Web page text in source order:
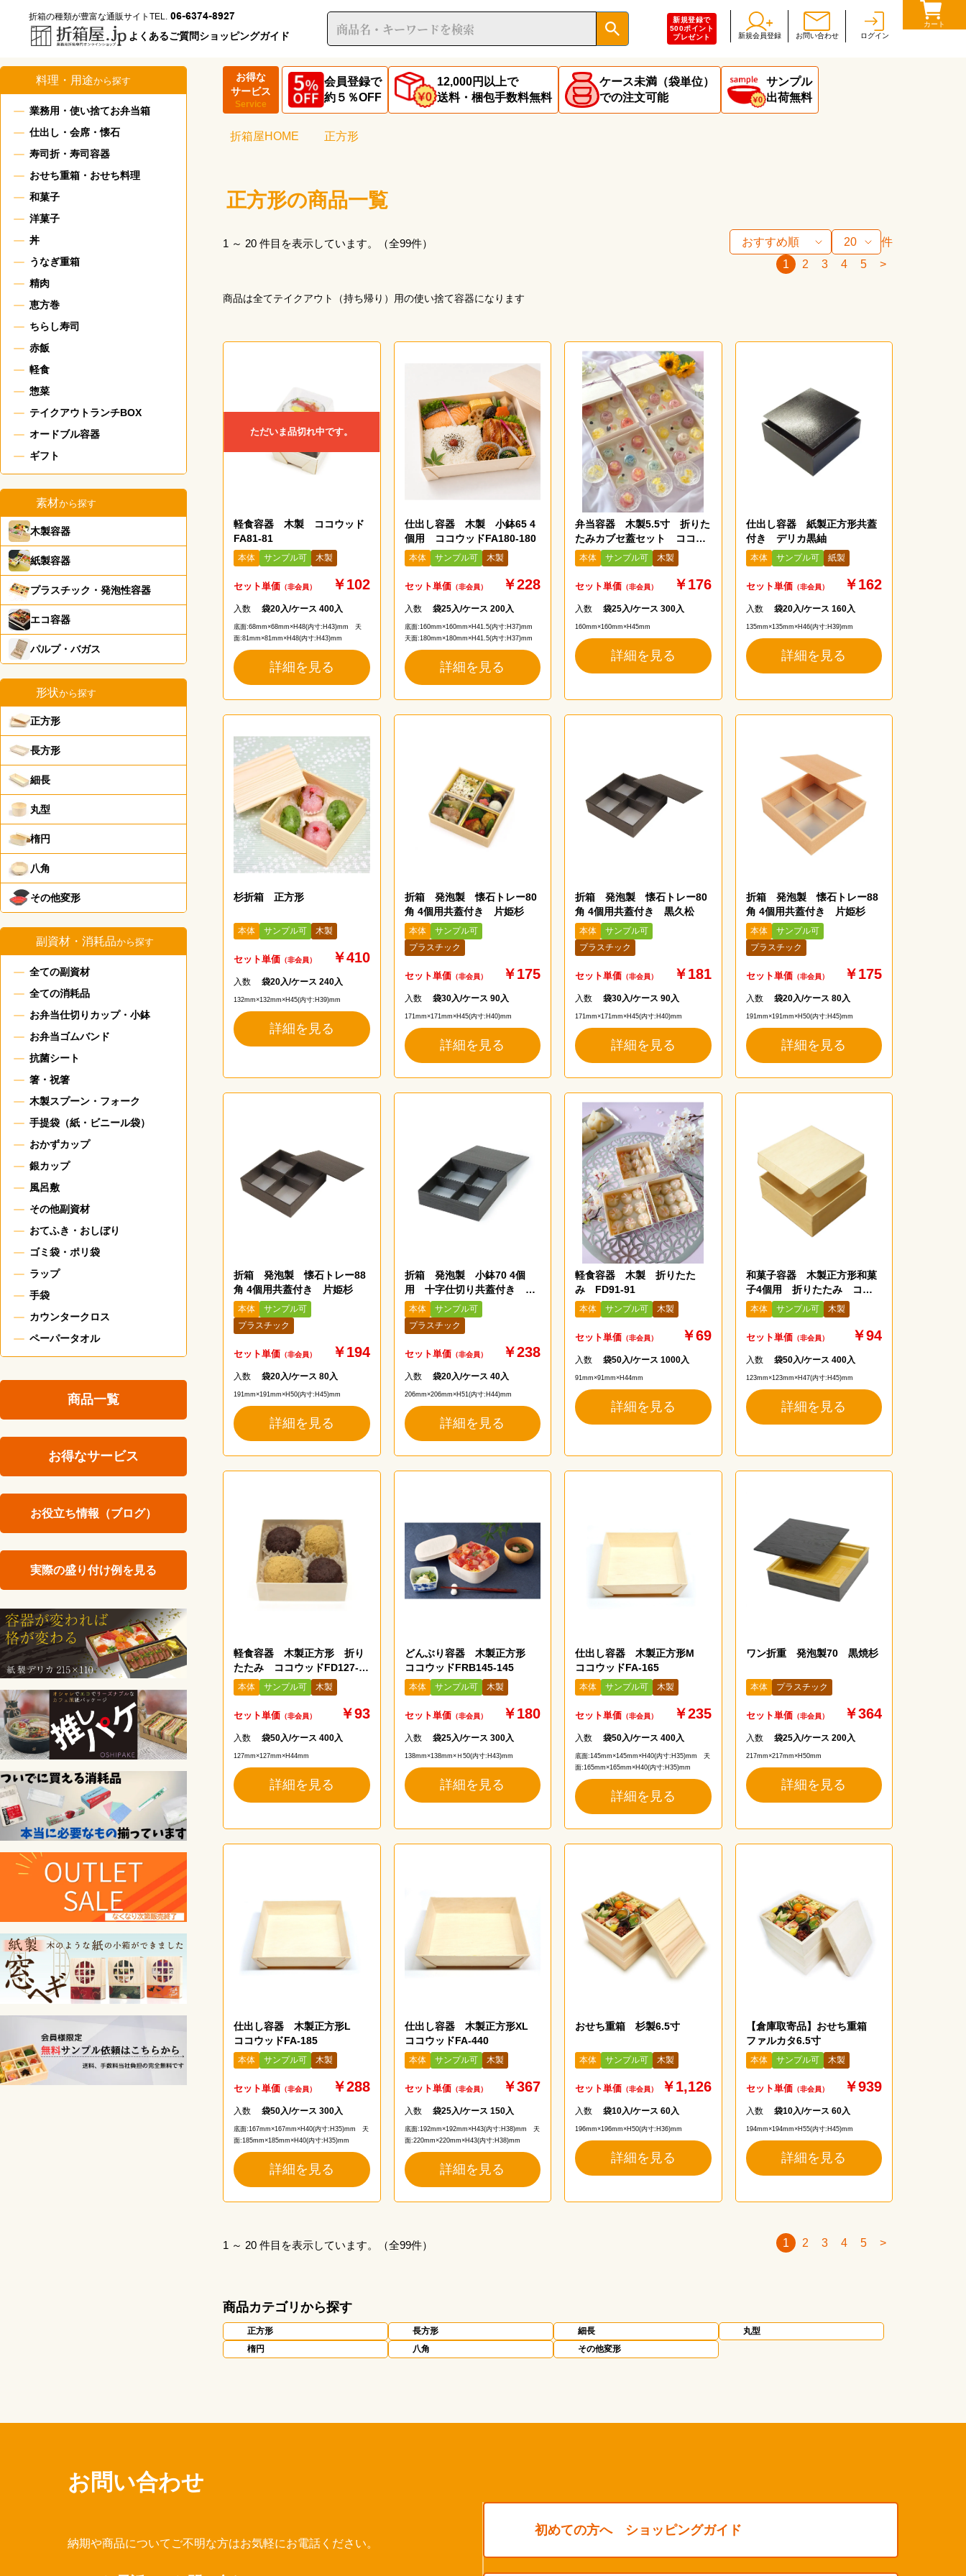
折箱の種類が豊富な通販サイトTEL.
06-6374-8927
よくあるご質問ショッピングガイド
新規登録で
500ポイント
プレゼント
新規会員登録 お問い合わせ ログイン
カート
料理・用途から探す
業務用・使い捨てお弁当箱
仕出し・会席・懐石
寿司折・寿司容器
おせち重箱・おせち料理
和菓子
洋菓子
丼
うなぎ重箱
精肉
恵方巻
ちらし寿司
赤飯
軽食
惣菜
テイクアウトランチBOX
オードブル容器
ギフト
素材から探す
木製容器
紙製容器
プラスチック・発泡性容器
エコ容器
パルプ・バガス
形状から探す
正方形
長方形
細長
丸型
楕円
八角
その他変形
副資材・消耗品から探す
全ての副資材
全ての消耗品
お弁当仕切りカップ・小鉢
お弁当ゴムバンド
抗菌シート
箸・祝箸
木製スプーン・フォーク
手提袋（紙・ビニール袋）
おかずカップ
銀カップ
風呂敷
その他副資材
おてふき・おしぼり
ゴミ袋・ポリ袋
ラップ
手袋
カウンタークロス
ペーパータオル
商品一覧
お得なサービス
お役立ち情報（ブログ）
実際の盛り付け例を見る
お得な
サービス
Service
会員登録で
約５％OFF
12,000円以上で
送料・梱包手数料無料
ケース未満（袋単位）
での注文可能
サンプル
出荷無料
折箱屋HOME 正方形
正方形の商品一覧
1 ～ 20 件目を表示しています。（全99件）
件
1
2 3 4 5 >
商品は全てテイクアウト（持ち帰り）用の使い捨て容器になります
ただいま品切れ中です。
軽食容器 木製 ココウッド
FA81-81
本体 サンプル可 木製
セット単価 （非会員） ￥102
入数 袋20入/ケース 400入
底面:68mm×68mm×H48(内寸:H43)mm　天
面:81mm×81mm×H48(内寸:H43)mm
詳細を見る
仕出し容器 木製 小鉢65 4
個用 ココウッドFA180-180
本体 サンプル可 木製
セット単価 （非会員） ￥228
入数 袋25入/ケース 200入
底面:160mm×160mm×H41.5(内寸:H37)mm
天面:180mm×180mm×H41.5(内寸:H37)mm
詳細を見る
弁当容器 木製5.5寸 折りた
たみカブセ蓋セット ココウ
ッドFD160-160
本体 サンプル可 木製
セット単価 （非会員） ￥176
入数 袋25入/ケース 300入
160mm×160mm×H45mm
詳細を見る
仕出し容器 紙製正方形共蓋
付き デリカ黒紬
本体 サンプル可 紙製
セット単価 （非会員） ￥162
入数 袋20入/ケース 160入
135mm×135mm×H46(内寸:H39)mm
詳細を見る
杉折箱 正方形
本体 サンプル可 木製
セット単価 （非会員） ￥410
入数 袋20入/ケース 240入
132mm×132mm×H45(内寸:H39)mm
詳細を見る
折箱 発泡製 懐石トレー80
角 4個用共蓋付き 片姫杉
本体
サンプル可
プラスチック
セット単価 （非会員） ￥175
入数 袋30入/ケース 90入
171mm×171mm×H45(内寸:H40)mm
詳細を見る
折箱 発泡製 懐石トレー80
角 4個用共蓋付き 黒久松
本体
サンプル可
プラスチック
セット単価 （非会員） ￥181
入数 袋30入/ケース 90入
171mm×171mm×H45(内寸:H40)mm
詳細を見る
折箱 発泡製 懐石トレー88
角 4個用共蓋付き 片姫杉
本体
サンプル可
プラスチック
セット単価 （非会員） ￥175
入数 袋20入/ケース 80入
191mm×191mm×H50(内寸:H45)mm
詳細を見る
折箱 発泡製 懐石トレー88
角 4個用共蓋付き 片姫杉
本体
サンプル可
プラスチック
セット単価 （非会員） ￥194
入数 袋20入/ケース 80入
191mm×191mm×H50(内寸:H45)mm
詳細を見る
折箱 発泡製 小鉢70 4個
用 十字仕切り共蓋付き 黒
久松
本体
サンプル可
プラスチック
セット単価 （非会員） ￥238
入数 袋20入/ケース 40入
206mm×206mm×H51(内寸:H44)mm
詳細を見る
軽食容器 木製 折りたた
み FD91-91
本体 サンプル可 木製
セット単価 （非会員） ￥69
入数 袋50入/ケース 1000入
91mm×91mm×H44mm
詳細を見る
和菓子容器 木製正方形和菓
子4個用 折りたたみ ココ
ウッドFD121
本体 サンプル可 木製
セット単価 （非会員） ￥94
入数 袋50入/ケース 400入
123mm×123mm×H47(内寸:H45)mm
詳細を見る
軽食容器 木製正方形 折り
たたみ ココウッドFD127-
127
本体 サンプル可 木製
セット単価 （非会員） ￥93
入数 袋50入/ケース 400入
127mm×127mm×H44mm
詳細を見る
どんぶり容器 木製正方形
ココウッドFRB145-145
本体 サンプル可 木製
セット単価 （非会員） ￥180
入数 袋25入/ケース 300入
138mm×138mm×Ｈ50(内寸:H43)mm
詳細を見る
仕出し容器 木製正方形M
ココウッドFA-165
本体 サンプル可 木製
セット単価 （非会員） ￥235
入数 袋50入/ケース 400入
底面:145mm×145mm×H40(内寸:H35)mm　天
面:165mm×165mm×H40(内寸:H35)mm
詳細を見る
ワン折重 発泡製70 黒焼杉
本体 プラスチック
セット単価 （非会員） ￥364
入数 袋25入/ケース 200入
217mm×217mm×H50mm
詳細を見る
仕出し容器 木製正方形L
ココウッドFA-185
本体 サンプル可 木製
セット単価 （非会員） ￥288
入数 袋50入/ケース 300入
底面:167mm×167mm×H40(内寸:H35)mm　天
面:185mm×185mm×H40(内寸:H35)mm
詳細を見る
仕出し容器 木製正方形XL
ココウッドFA-440
本体 サンプル可 木製
セット単価 （非会員） ￥367
入数 袋25入/ケース 150入
底面:192mm×192mm×H43(内寸:H38)mm　天
面:220mm×220mm×H43(内寸:H38)mm
詳細を見る
おせち重箱 杉製6.5寸
本体 サンプル可 木製
セット単価 （非会員） ￥1,126
入数 袋10入/ケース 60入
196mm×196mm×H50(内寸:H36)mm
詳細を見る
【倉庫取寄品】おせち重箱
ファルカタ6.5寸
本体 サンプル可 木製
セット単価 （非会員） ￥939
入数 袋10入/ケース 60入
194mm×194mm×H55(内寸:H45)mm
詳細を見る
お買い物を続ける
1 ～ 20 件目を表示しています。（全99件） 1 2 3 4 5 >
商品カテゴリから探す
正方形 長方形 細長
丸型
楕円
八角 その他変形
お問い合わせ
納期や商品についてご不明な方はお気軽にお電話ください。
初めての方へ ショッピングガイド